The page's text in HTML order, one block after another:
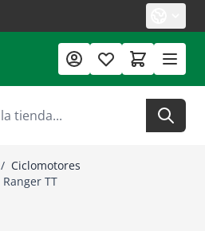
/ Ciclomotores
Ranger TT